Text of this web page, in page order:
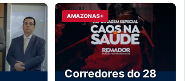
AMAZONAS+
Corredores do 28